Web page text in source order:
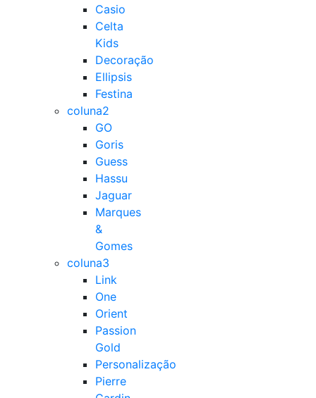
Casio
Celta
Kids
Decoração
Ellipsis
Festina
coluna2
GO
Goris
Guess
Hassu
Jaguar
Marques
&
Gomes
coluna3
Link
One
Orient
Passion
Gold
Personalização
Pierre